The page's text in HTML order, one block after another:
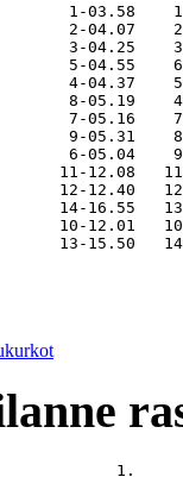
1-03.58
2-04.07
3-04.25
5-04.55
4-04.37
8-05.19
7-05.16
9-05.31
6-05.04
11-12.08
12-12.40
14-16.55
10-12.01
1.